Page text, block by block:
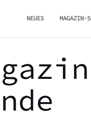
NEUES MAGAZIN-